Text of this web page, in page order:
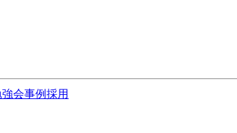
会事例採用